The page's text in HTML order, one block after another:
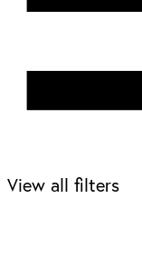
View all filters